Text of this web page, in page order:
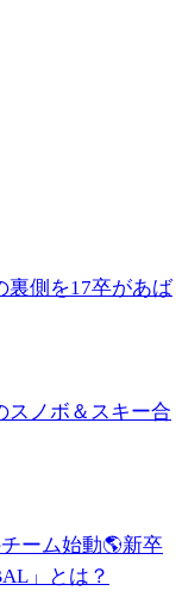
裏側を17卒があば
スノボ＆スキー合
ーム始動🌎新卒
」とは？